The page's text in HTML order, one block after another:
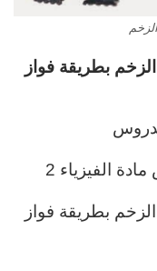
بطريقة فواز
الفيزياء 2
بطريقة فواز